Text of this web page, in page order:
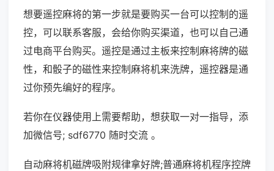
想要遥控麻将的第一步就是要购买一台可以控制的遥
控，可以联系客服，会给你购买渠道，也可以自己通
过电商平台购买。遥控是通过主板来控制麻将牌的磁
性，和骰子的磁性来控制麻将机来洗牌，遥控器是通
过你预先编好的程序。
若你在仪器使用上需要帮助，想获取一对一指导，添
加微信号; sdf6770 随时交流 。
自动麻将机磁牌吸附规律拿好牌;普通麻将机程序控牌